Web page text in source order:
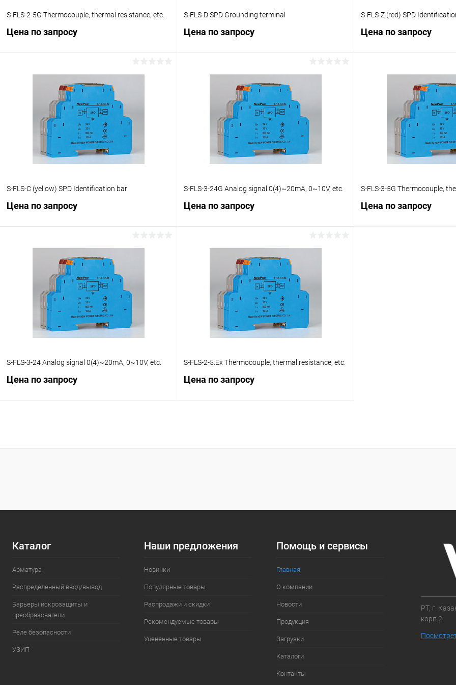
S-FLS-2-5G Thermocouple, thermal resistance, etc.
Цена по запросу
Запросить цену
Купить в 1 клик Сравнение
В избранное Под заказ
S-FLS-D SPD Grounding terminal
Цена по запросу
Запросить цену
Купить в 1 клик Сравнение
В избранное Под заказ
S-FLS-Z (red) SPD
Цена по запросу
Купить в 1 клик
В избранное
S-FLS-C (yellow) SPD Identification bar
Цена по запросу
Запросить цену
Купить в 1 клик Сравнение
В избранное Под заказ
S-FLS-3-24G Analog signal 0(4)~20mA, 0~10V, etc.
Цена по запросу
Запросить цену
Купить в 1 клик Сравнение
В избранное Под заказ
S-FLS-3-5G Thermocouple,
Цена по запросу
S-FLS-3-24 Analog signal 0(4)~20mA, 0~10V, etc.
Цена по запросу
S-FLS-2-5.Ex Thermocouple, thermal resistance, etc.
Цена по запросу
Каталог
Арматура
Распределенный ввод/вывод
Барьеры искрозащиты и
преобразователи
Реле безопасности
УЗИП
Наши предложения
Новинки
Популярные товары
Распродажи и скидки
Рекомендуемые товары
Уцененные товары
Помощь и сервисы
Главная
О компании
Новости
Продукция
Загрузки
Каталоги
Контакты
РТ, г.
корп.2